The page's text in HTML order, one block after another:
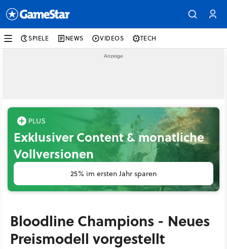
SPIELE NEWS VIDEOS TECH
Exklusiver Content & monatliche
Vollversionen
25% im ersten Jahr sparen
Bloodline Champions - Neues
Preismodell vorgestellt